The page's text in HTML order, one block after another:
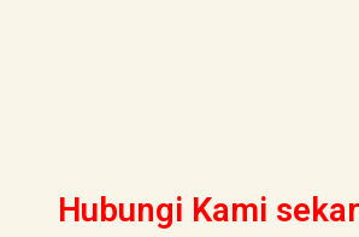
Hubungi Kami